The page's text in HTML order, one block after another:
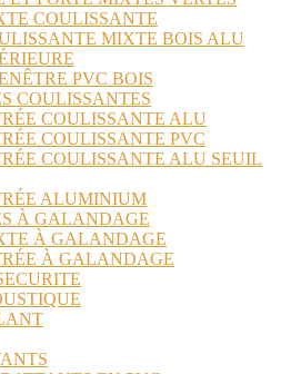
COULISSANTE
MIXTE BOIS ALU
PVC BOIS
COULISSANTES
COULISSANTE ALU
COULISSANTE PVC
COULISSANTE ALU SEUIL
ALUMINIUM
À GALANDAGE
À GALANDAGE
À GALANDAGE